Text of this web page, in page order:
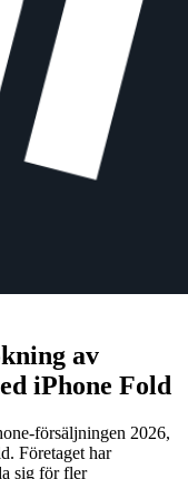
av
iPhone Fold
försäljningen 2026,
Företaget har
sig för fler